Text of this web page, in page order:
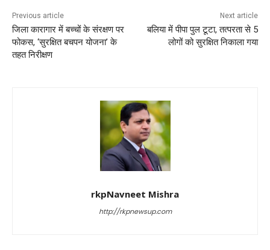
k
Previous article
जिला कारागार में बच्चों के संरक्षण पर
फोकस, ‘सुरक्षित बचपन योजना’ के
तहत निरीक्षण
Next article
बलिया में पीपा पुल टूटा, तत्परता से 5
लोगों को सुरक्षित निकाला गया
rkpNavneet Mishra
http://rkpnewsup.com